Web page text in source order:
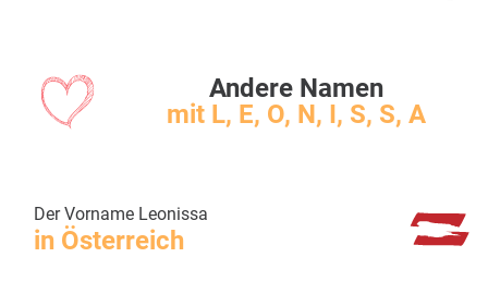
Andere Namen
mit L, E, O, N, I, S, S, A
Der Vorname Leonissa
in Österreich